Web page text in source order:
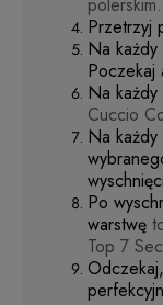
polerskim.
Przetrzyj
Na
Poczekaj
Na każdy
Cuccio
Na każdy
Po
warstwę
Top 7